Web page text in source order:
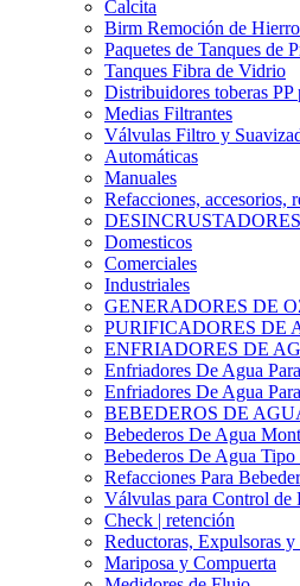
Calcita
Birm Remoción de Hierro
Paquetes de Tanques de
Tanques Fibra de Vidrio
Distribuidores toberas PP
Medias Filtrantes
Válvulas Filtro y
Automáticas
Manuales
Refacciones, accesorios,
Domesticos
Comerciales
Industriales
GENERADORES DE
PURIFICADORES DE
ENFRIADORES DE
Enfriadores De Agua
Enfriadores De Agua
BEBEDEROS DE
Bebederos De Agua
Bebederos De Agua Tipo
Refacciones Para
Válvulas para Control de
Check | retención
Reductoras, Expulsoras
Mariposa y Compuerta